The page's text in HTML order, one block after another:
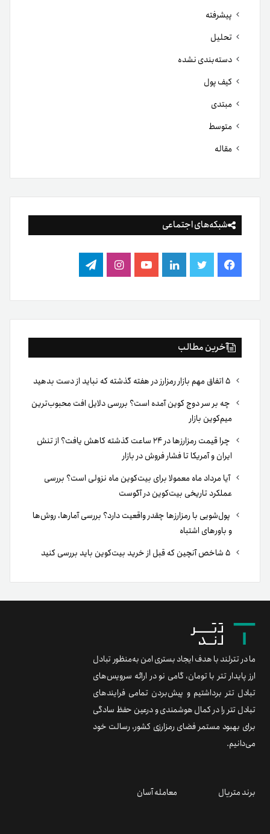
پیشرفته
تحلیل
دسته‌بندی نشده
کیف پول
مبتدی
متوسط
مقاله
شبکه‌های اجتماعی
فیس
بوک
توییتر لینکدینیوتیوباینستاگرام
تلگرام
آخرین مطالب
چه بر سر دوج کوین آمده است؟ بررسی دلایل افت محبوب‌ترین
میم‌کوین بازار
چرا قیمت رمزارزها در ۲۴ ساعت گذشته کاهش یافت؟ از تنش
ایران و آمریکا تا فشار فروش در بازار
آیا مرداد ماه معمولا برای بیت‌کوین ماه نزولی است؟ بررسی
عملکرد تاریخی بیت‌کوین در آگوست
پول‌شویی با رمزارزها چقدر واقعیت دارد؟ بررسی آمارها، روش‌ها
و باورهای اشتباه
ما در تترلند با هدف ایجاد بستری امن به‌منظور تبادل
ارز پایدار تتر با تومان، گامی نو در ارائه سرویس‌های
تبادل تتر برداشتیم و پیش‌بردن تمامی فرایندهای
تبادل تتر را در کمال هوشمندی و درعین حفظ سادگی
برای بهبود مستمر فضای رمزارزی کشور، رسالت خود
می‌دانیم.
برند متریال معامله آسان